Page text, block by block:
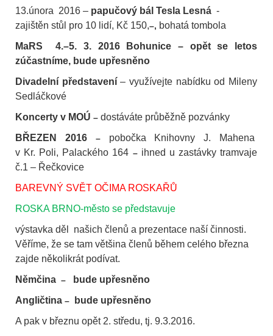
13.února 2016 – papučový bál Tesla Lesná -
zajištěn stůl pro 10 lidí, Kč 150,–, bohatá tombola
MaRS 4.–5. 3. 2016
Bohunice – opět se letos
zúčastníme, bude upřesněno
Divadelní představení– využívejte nabídku od Mileny
Sedláčkové
Koncerty v MOÚ – dostáváte průběžně pozvánky
BŘEZEN 2016
–
pobočka Knihovny J. Mahena
v Kr. Poli, Palackého 164 – ihned u zastávky tramvaje
č.1 – Řečkovice
BAREVNÝ SVĚT OČIMA ROSKAŘŮ
ROSKA BRNO-město se představuje
výstavka děl našich členů a prezentace naší činnosti.
Věříme, že se tam většina členů během celého března
zajde několikrát podívat.
Němčina –
bude upřesněno
Angličtina –
bude upřesněno
A pak v březnu opět 2. středu, tj. 9.3.2016.